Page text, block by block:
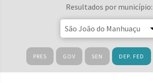
Resultados por município:
PRES GOV SEN DEP. FED